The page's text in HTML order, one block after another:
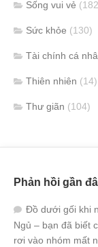
Sống vui vẻ
Sức khỏe (130)
Tài chính cá
Thiên nhiên (14)
Thư giãn (104)
Phản hồi gần
Đồ dưới gối khi
Ngủ – bạn đã biết
rơi vào nhóm mất